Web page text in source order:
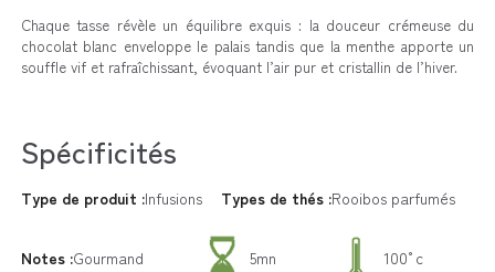
Chaque tasse révèle un équilibre exquis : la douceur crémeuse du
chocolat blanc enveloppe le palais tandis que la menthe apporte un
souffle vif et rafraîchissant, évoquant l’air pur et cristallin de l’hiver.
Spécificités
Type de produit :Infusions Types de thés :Rooibos parfumés
Notes :Gourmand 5mn 100°c